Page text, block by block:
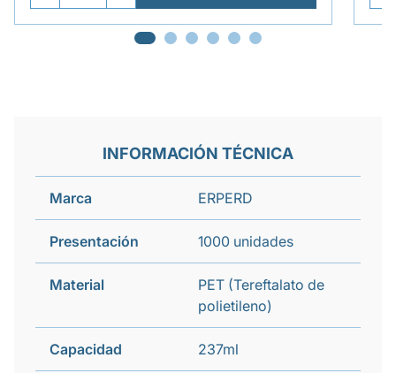
INFORMACIÓN TÉCNICA
Marca ERPERD
Presentación 1000 unidades
Material
PET (Tereftalato de
polietileno)
Capacidad 237ml